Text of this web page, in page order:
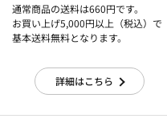
通常商品の送料は660円です。
お買い上げ5,000円以上（税込）で
基本送料無料となります。
詳細はこちら